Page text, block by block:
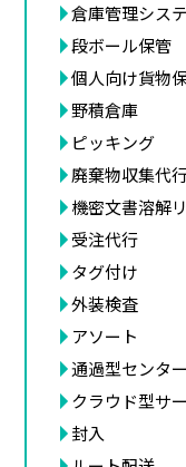
倉庫管理シス
段ボール保管
個人向け貨物
野積倉庫
ピッキング
廃棄物収集代
機密文書溶解
受注代行
タグ付け
外装検査
アソート
通過型センター
クラウド型サ
封入